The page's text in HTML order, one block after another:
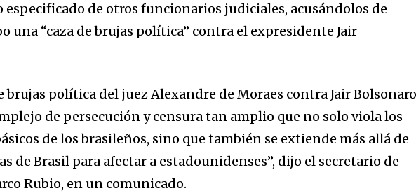
community of
and be part
especificado de otros funcionarios judiciales, acusándolos de
una “caza de brujas política” contra el expresidente Jair
brujas política del juez Alexandre de Moraes contra Jair Bolsonaro
de persecución y censura tan amplio que no solo viola los
de los brasileños, sino que también se extiende más allá de
de Brasil para afectar a estadounidenses”, dijo el secretario de
Rubio, en un comunicado.